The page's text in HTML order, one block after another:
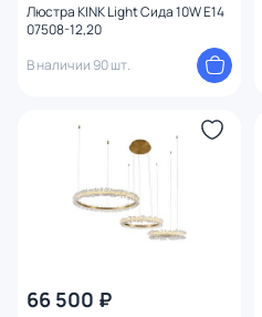
Люстра KINK Light Сида 10W E14
07508-12,20
В наличии 90 шт.
66 500 ₽
Цвет свечения
Тип помещения
Управление
Количество колец